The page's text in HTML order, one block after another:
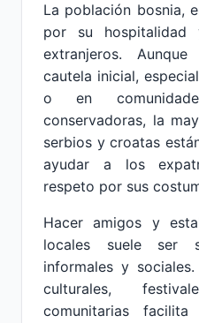
La población bosnia,
por su
extranjeros.
cautela inicial,
o en
conservadoras, la
serbios y croatas
ayudar a los
respeto por sus
Hacer amigos y
locales suele ser
informales y
culturales,
comunitarias